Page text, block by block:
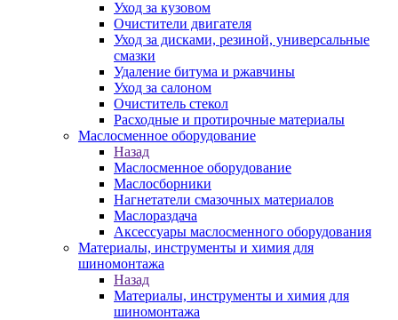
Уход за кузовом
Очистители двигателя
Уход за дисками, резиной, универсальные
смазки
Удаление битума и ржавчины
Уход за салоном
Очиститель стекол
Расходные и протирочные материалы
Маслосменное оборудование
Назад
Маслосменное оборудование
Маслосборники
Нагнетатели смазочных материалов
Маслораздача
Аксессуары маслосменного оборудования
Материалы, инструменты и химия для
шиномонтажа
Назад
Материалы, инструменты и химия для
шиномонтажа